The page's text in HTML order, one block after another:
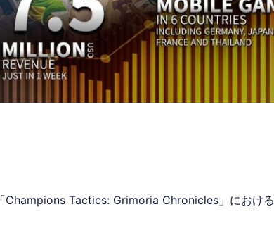
「Champions Tactics: Grimoria Chronicles」における